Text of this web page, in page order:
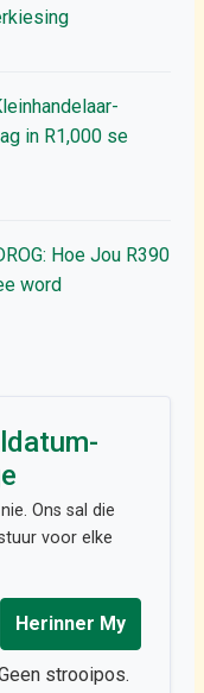
in R1,000 se
Hoe Jou R390
word
Ons sal die
voor elke
Herinner My
strooipos.